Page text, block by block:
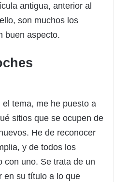
antigua, anterior al
son muchos los
buen aspecto.
tema, me he puesto a
sitios que se ocupen de
He de reconocer
y de todos los
con uno. Se trata de un
en su título a lo que